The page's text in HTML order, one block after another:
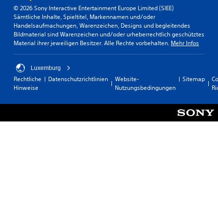
© 2026 Sony Interactive Entertainment Europe Limited (SIEE)
Sämtliche Inhalte, Spieltitel, Markennamen und/oder
Handelsaufmachungen, Warenzeichen, Designs und begleitendes
Bildmaterial sind Warenzeichen und/oder urheberrechtlich geschütztes
Material ihrer jeweiligen Besitzer. Alle Rechte vorbehalten. Mehr Infos
Luxemburg
Rechtliche
Hinweise
Datenschutzrichtlinien
Website-
Nutzungsbedingungen
Sitemap